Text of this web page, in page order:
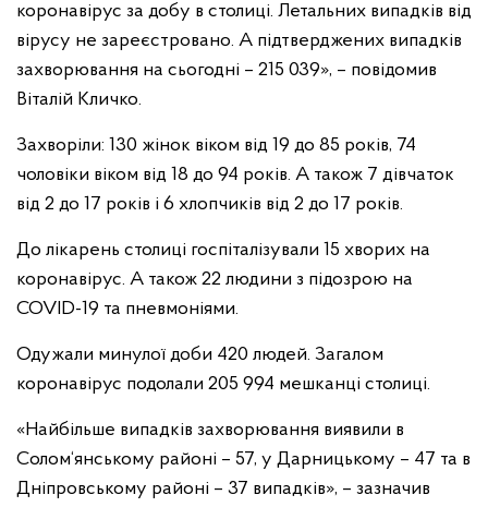
коронавірус за добу в столиці. Летальних випадків від
вірусу не зареєстровано. А підтверджених випадків
захворювання на сьогодні – 215 039», – повідомив
Віталій Кличко.
Захворіли: 130 жінок віком від 19 до 85 років, 74
чоловіки віком від 18 до 94 років. А також 7 дівчаток
від 2 до 17 років і 6 хлопчиків від 2 до 17 років.
До лікарень столиці госпіталізували 15 хворих на
коронавірус. А також 22 людини з підозрою на
COVID-19 та пневмоніями.
Одужали минулої доби 420 людей. Загалом
коронавірус подолали 205 994 мешканці столиці.
«Найбільше випадків захворювання виявили в
Солом‘янському районі – 57, у Дарницькому – 47 та в
Дніпровському районі – 37 випадків», – зазначив